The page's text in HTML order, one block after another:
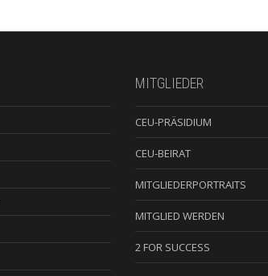
MITGLIEDER
CEU-PRÄSIDIUM
CEU-BEIRAT
MITGLIEDERPORTRAITS
MITGLIED WERDEN
2 FOR SUCCESS